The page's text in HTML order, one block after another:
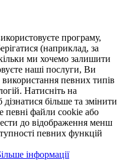
програму,
(наприклад, за
ми хочемо залишити
наші послуги, Ви
певних типів
Натисніть на
більше та змінити
певні файли cookie або
до відображення менш
певних функцій
інформації